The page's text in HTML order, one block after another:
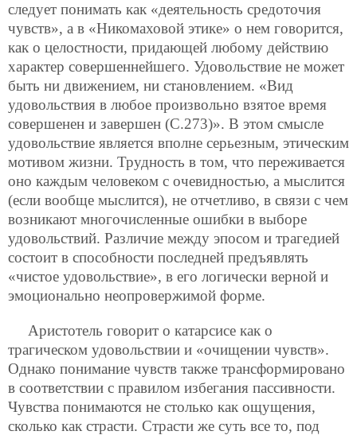
следует понимать как «деятельность средоточия
чувств», а в «Никомаховой этике» о нем говорится,
как о целостности, придающей любому действию
характер совершеннейшего. Удовольствие не может
быть ни движением, ни становлением. «Вид
удовольствия в любое произвольно взятое время
совершенен и завершен (С.273)». В этом смысле
удовольствие является вполне серьезным, этическим
мотивом жизни. Трудность в том, что переживается
оно каждым человеком с очевидностью, а мыслится
(если вообще мыслится), не отчетливо, в связи с чем
возникают многочисленные ошибки в выборе
удовольствий. Различие между эпосом и трагедией
состоит в способности последней предъявлять
«чистое удовольствие», в его логически верной и
эмоционально неопровержимой форме.
Аристотель говорит о катарсисе как о
трагическом удовольствии и «очищении чувств».
Однако понимание чувств также трансформировано
в соответствии с правилом избегания пассивности.
Чувства понимаются не столько как ощущения,
сколько как страсти. Страсти же суть все то, под